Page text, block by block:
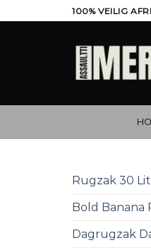
naar
100% VEILIG
Rugzak 30
Bold Banana
Dagrugzak